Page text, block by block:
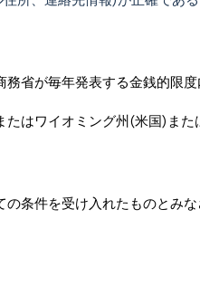
省が毎年発表する金銭的限
はワイオミング州(米国)ま
条件を受け入れたものとみ